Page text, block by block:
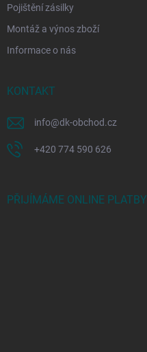
Pojištění zásilky
Montáž a výnos zboží
Informace o nás
KONTAKT
info@dk-obchod.cz
+420 774 590 626
PŘIJÍMÁME ONLINE PLATBY